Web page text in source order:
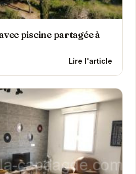
piscine partagée à
Lire l'article